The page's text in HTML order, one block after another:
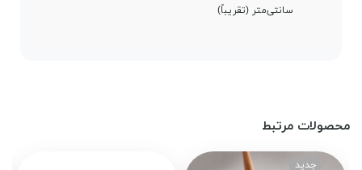
سانتی‌متر (تقریباً)
محصولات مرتبط